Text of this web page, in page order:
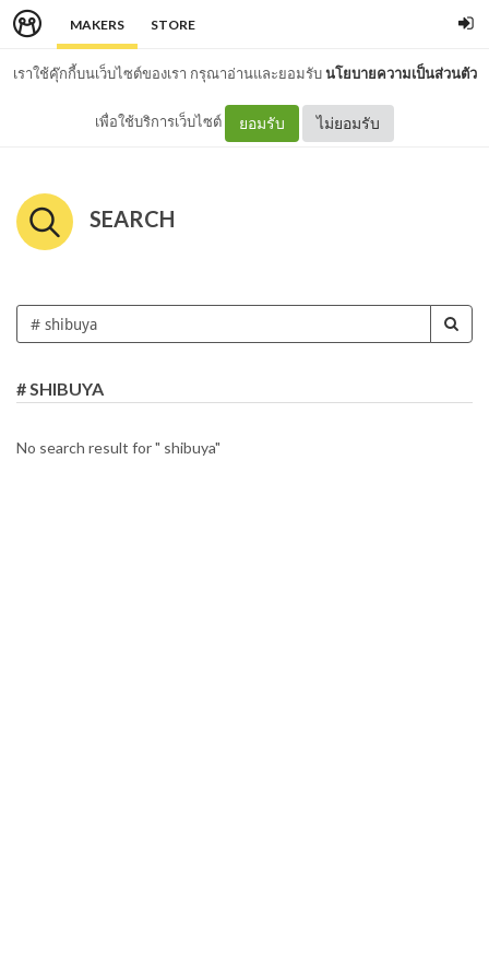
MAKERS STORE
เราใช้คุ๊กกี้บนเว็บไซต์ของเรา กรุณาอ่านและยอมรับนโยบายความเป็นส่วนตัว
เพื่อใช้บริการเว็บไซต์ ยอมรับ ไม่ยอมรับ
SEARCH
# SHIBUYA
No search result for " shibuya"